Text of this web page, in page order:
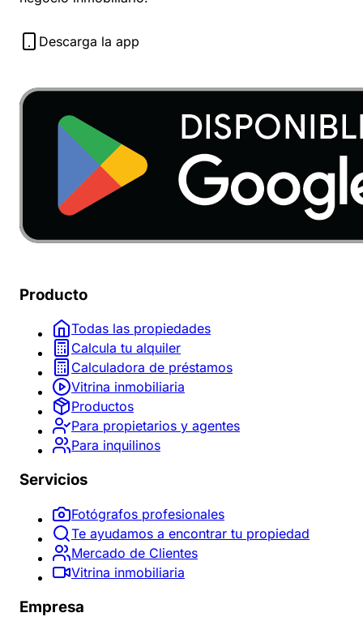
Descarga la app
Producto
Todas las propiedades
Calcula tu alquiler
Calculadora de préstamos
Vitrina inmobiliaria
Productos
Para propietarios y agentes
Para inquilinos
Servicios
Fotógrafos profesionales
Te ayudamos a encontrar tu propiedad
Mercado de Clientes
Vitrina inmobiliaria
Empresa